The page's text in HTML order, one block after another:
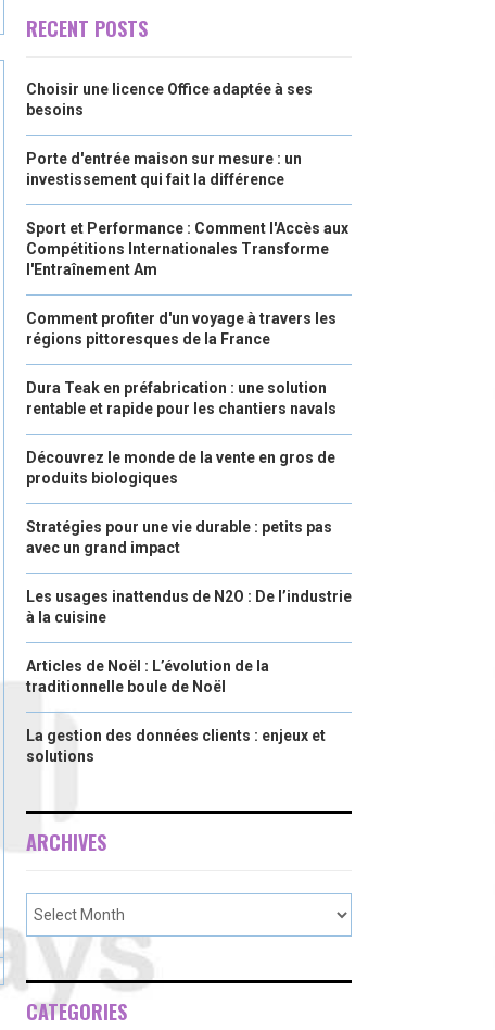
RECENT POSTS
Choisir une licence Office adaptée à ses
besoins
Porte d'entrée maison sur mesure : un
investissement qui fait la différence
Sport et Performance : Comment l'Accès aux
Compétitions Internationales Transforme
l'Entraînement Am
Comment profiter d'un voyage à travers les
régions pittoresques de la France
Dura Teak en préfabrication : une solution
rentable et rapide pour les chantiers navals
Découvrez le monde de la vente en gros de
produits biologiques
Stratégies pour une vie durable : petits pas
avec un grand impact
Les usages inattendus de N2O : De l’industrie
à la cuisine
Articles de Noël : L’évolution de la
traditionnelle boule de Noël
La gestion des données clients : enjeux et
solutions
ARCHIVES
CATEGORIES